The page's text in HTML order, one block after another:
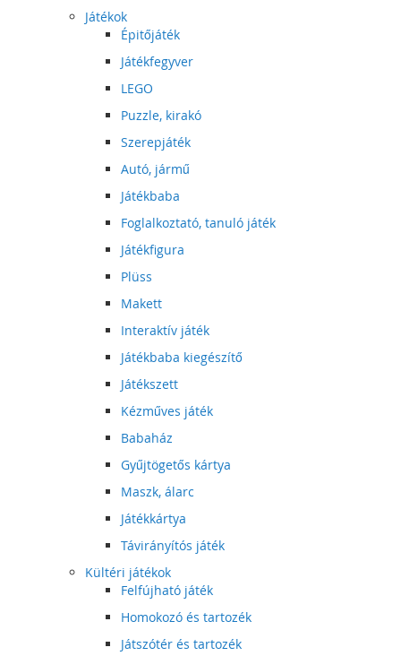
Játékok
Épitőjáték
Játékfegyver
LEGO
Puzzle, kirakó
Szerepjáték
Autó, jármű
Játékbaba
Foglalkoztató, tanuló játék
Játékfigura
Plüss
Makett
Interaktív játék
Játékbaba kiegészítő
Játékszett
Kézműves játék
Babaház
Gyűjtögetős kártya
Maszk, álarc
Játékkártya
Távirányítós játék
Kültéri játékok
Felfújható játék
Homokozó és tartozék
Játszótér és tartozék